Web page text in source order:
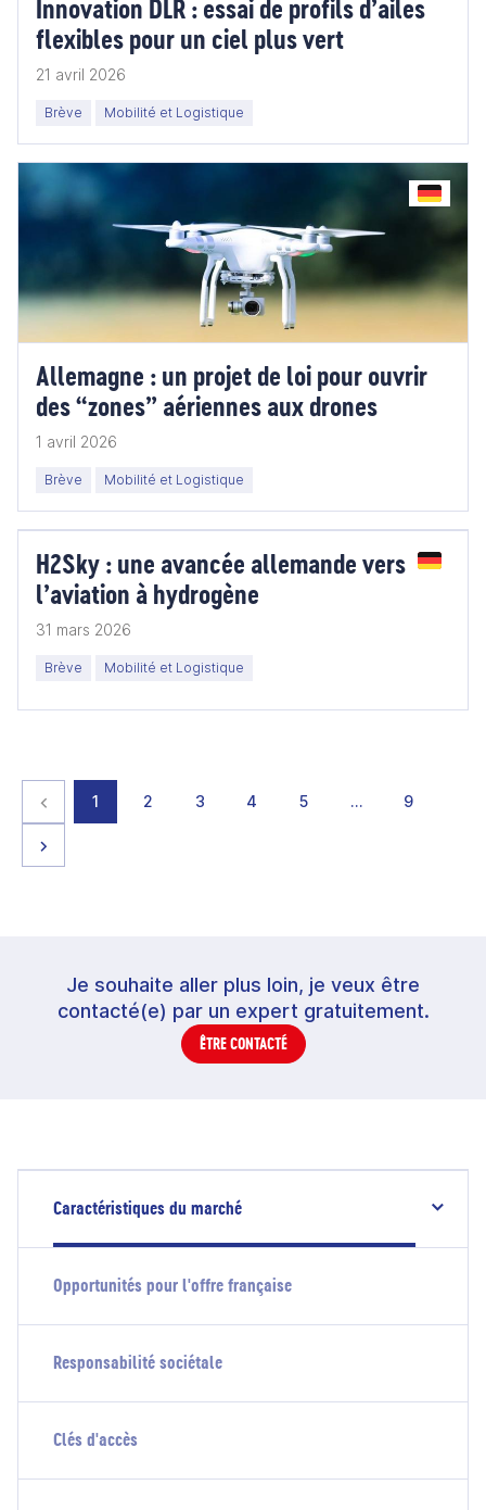
Innovation DLR : essai de profils d’ailes
flexibles pour un ciel plus vert
21 avril 2026
Brève Mobilité et Logistique
Allemagne : un projet de loi pour ouvrir
des “zones” aériennes aux drones
1 avril 2026
Brève Mobilité et Logistique
H2Sky : une avancée allemande vers
l’aviation à hydrogène
31 mars 2026
Brève Mobilité et Logistique
Page précédente
page
1 page
2 page
3 page
4 page
5 … page
9
Je souhaite aller plus loin, je veux être
contacté(e) par un expert gratuitement.
ÊTRE CONTACTÉ
Caractéristiques du marché
Opportunités pour l'offre française
Responsabilité sociétale
Clés d'accès